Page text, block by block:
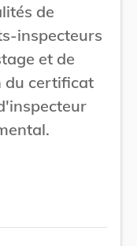
de
inspecteurs
et de
du certificat